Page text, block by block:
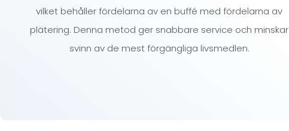
vilket behåller fördelarna av en buffé med fördelarna av
plätering. Denna metod ger snabbare service och minskar
svinn av de mest förgängliga livsmedlen.